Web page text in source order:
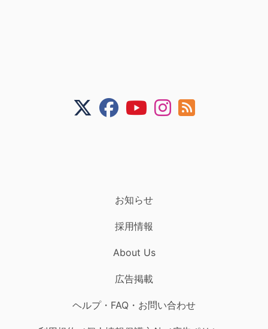
お知らせ
採用情報
About Us
広告掲載
ヘルプ・FAQ・お問い合わせ